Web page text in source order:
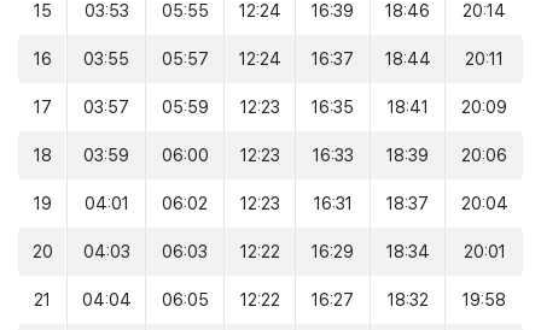
15 03:53 05:55 12:24 16:39 18:46 20:14
16 03:55 05:57 12:24 16:37 18:44 20:11
17 03:57 05:59 12:23 16:35 18:41 20:09
18 03:59 06:00 12:23 16:33 18:39 20:06
19 04:01 06:02 12:23 16:31 18:37 20:04
20 04:03 06:03 12:22 16:29 18:34 20:01
21 04:04 06:05 12:22 16:27 18:32 19:58